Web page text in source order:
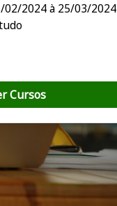
02/2024 à 25/03/2024
Cursos